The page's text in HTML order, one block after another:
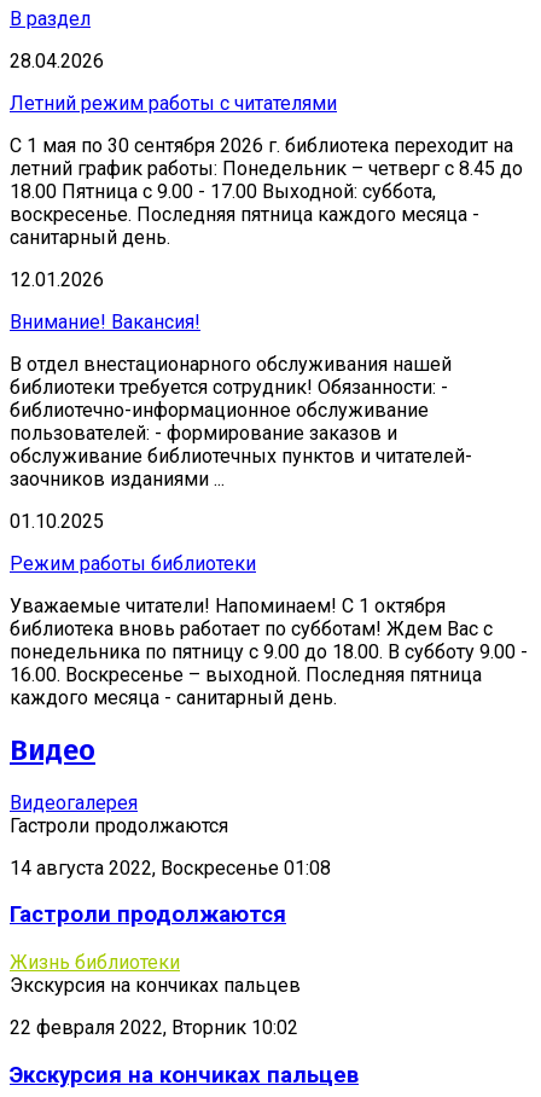
В раздел
28.04.2026
Летний режим работы с читателями
С 1 мая по 30 сентября 2026 г. библиотека переходит на
летний график работы: Понедельник – четверг с 8.45 до
18.00 Пятница с 9.00 - 17.00 Выходной: суббота,
воскресенье. Последняя пятница каждого месяца -
санитарный день.
12.01.2026
Внимание! Вакансия!
В отдел внестационарного обслуживания нашей
библиотеки требуется сотрудник! Обязанности: -
библиотечно-информационное обслуживание
пользователей: - формирование заказов и
обслуживание библиотечных пунктов и читателей-
заочников изданиями ...
01.10.2025
Режим работы библиотеки
Уважаемые читатели! Напоминаем! С 1 октября
библиотека вновь работает по субботам! Ждем Вас с
понедельника по пятницу с 9.00 до 18.00. В субботу 9.00 -
16.00. Воскресенье – выходной. Последняя пятница
каждого месяца - санитарный день.
Видео
Видеогалерея
Гастроли продолжаются
14 августа 2022, Воскресенье 01:08
Гастроли продолжаются
Жизнь библиотеки
Экскурсия на кончиках пальцев
22 февраля 2022, Вторник 10:02
Экскурсия на кончиках пальцев